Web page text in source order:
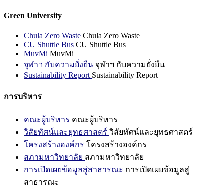
Green University
Chula Zero Waste Chula Zero Waste
CU Shuttle Bus CU Shuttle Bus
MuvMi MuvMi
จุฬาฯ กับความยั่งยืน จุฬาฯ กับความยั่งยืน
Sustainability Report Sustainability Report
การบริหาร
คณะผู้บริหาร คณะผู้บริหาร
วิสัยทัศน์และยุทธศาสตร์ วิสัยทัศน์และยุทธศาสตร์
โครงสร้างองค์กร โครงสร้างองค์กร
สภามหาวิทยาลัย สภามหาวิทยาลัย
การเปิดเผยข้อมูลสู่สาธารณะ การเปิดเผยข้อมูลสู่
สาธารณะ